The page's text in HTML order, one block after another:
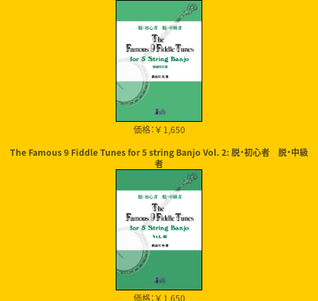
価格：￥ 1,650
The Famous 9 Fiddle Tunes for 5 string Banjo Vol. 2: 脱・初心者 脱・中級
者
価格：￥ 1,650